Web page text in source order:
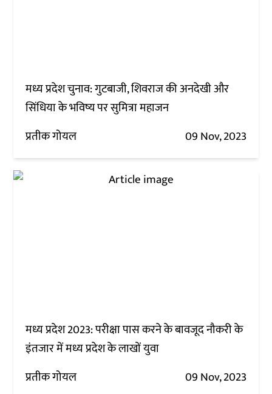
मध्य प्रदेश चुनाव: गुटबाजी, शिवराज की अनदेखी और
सिंधिया के भविष्य पर सुमित्रा महाजन
प्रतीक गोयल
09 Nov, 2023
मध्य प्रदेश 2023: परीक्षा पास करने के बावजूद नौकरी के
इंतजार में मध्य प्रदेश के लाखों युवा
प्रतीक गोयल
09 Nov, 2023